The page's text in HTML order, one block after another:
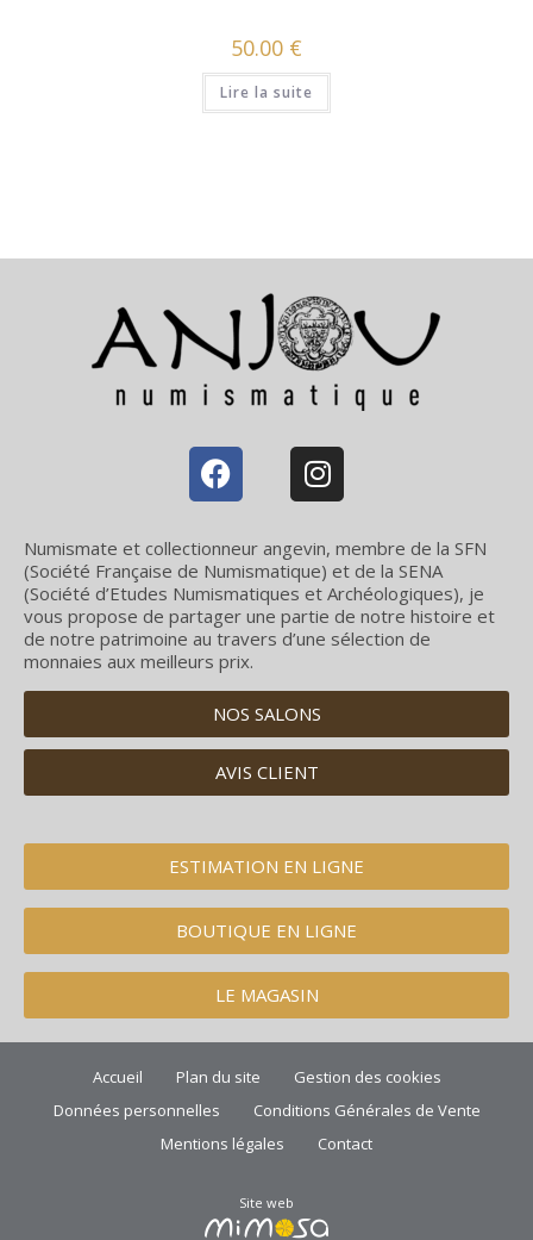
50.00 €
Lire la suite
Numismate et collectionneur angevin, membre de la SFN
(Société Française de Numismatique) et de la SENA
(Société d’Etudes Numismatiques et Archéologiques), je
vous propose de partager une partie de notre histoire et
de notre patrimoine au travers d’une sélection de
monnaies aux meilleurs prix.
NOS SALONS
AVIS CLIENT
ESTIMATION EN LIGNE
BOUTIQUE EN LIGNE
LE MAGASIN
Site web
Accueil Plan du site
Gestion des cookies
Données personnelles
Conditions Générales de Vente
Mentions légales
Contact